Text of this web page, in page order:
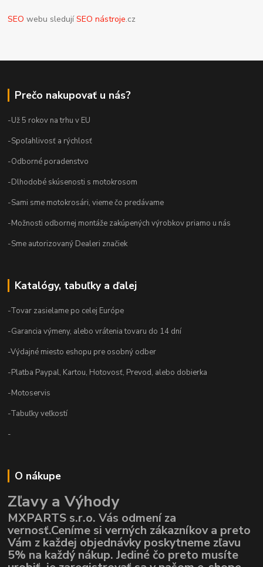
SEO webu sledujíSEO nástroje.cz
Prečo nakupovať u nás?
-Už 5 rokov na trhu v EU
-Spoľahlivosť a rýchlosť
-Odborné poradenstvo
-Dlhodobé skúsenosti s motokrosom
-Sami sme motokrosári, vieme čo predávame
-Možnosti odbornej montáže zakúpených výrobkov priamo u nás
-Sme autorizovaný Dealeri značiek
Katalógy, tabuľky a ďalej
-Tovar zasielame po celej Európe
-Garancia výmeny, alebo vrátenia tovaru do 14 dní
-Výdajné miesto eshopu pre osobný odber
-Platba Paypal, Kartou, Hotovosť, Prevod, alebo dobierka
-Motoservis
-Tabuľky veľkostí
-
O nákupe
Zľavy a Výhody
MXPARTS s.r.o. Vás odmení za
vernosť.Ceníme si verných zákazníkov a preto
Vám z každej objednávky poskytneme zľavu
5% na každý nákup. Jediné čo preto musíte